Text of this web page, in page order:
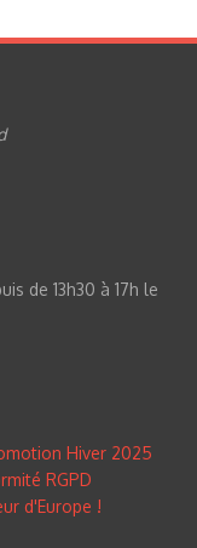
de 13h30 à 17h le
Hiver 2025
RGPD
d'Europe !